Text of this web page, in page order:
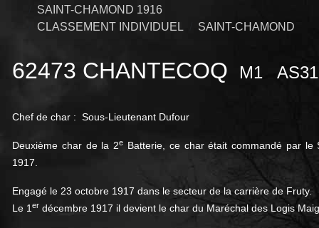
SAINT-CHAMOND 1916
CLASSEMENT INDIVIDUEL
SAINT-CHAMOND
62473 CHANTECOQ M1
Chef de char : Sous-Lieutenant Dufour
Deuxième char de la 2e Batterie, ce char était commandé par
1917.
Engagé le 23 octobre 1917 dans le secteur de la carrière de Fruty.
Le 1 er décembre 1917 il devient le char du Maréchal des Logis